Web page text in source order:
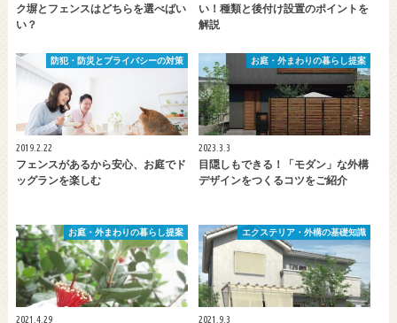
ク塀とフェンスはどちらを選べばい
い？
い！種類と後付け設置のポイントを
解説
防犯・防災とプライバシーの対策
2019.2.22
フェンスがあるから安心、お庭でド
ッグランを楽しむ
お庭・外まわりの暮らし提案
2023.3.3
目隠しもできる！「モダン」な外構
デザインをつくるコツをご紹介
お庭・外まわりの暮らし提案
2021.4.29
エクステリア・外構の基礎知識
2021.9.3